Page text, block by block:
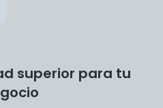
superior para tu